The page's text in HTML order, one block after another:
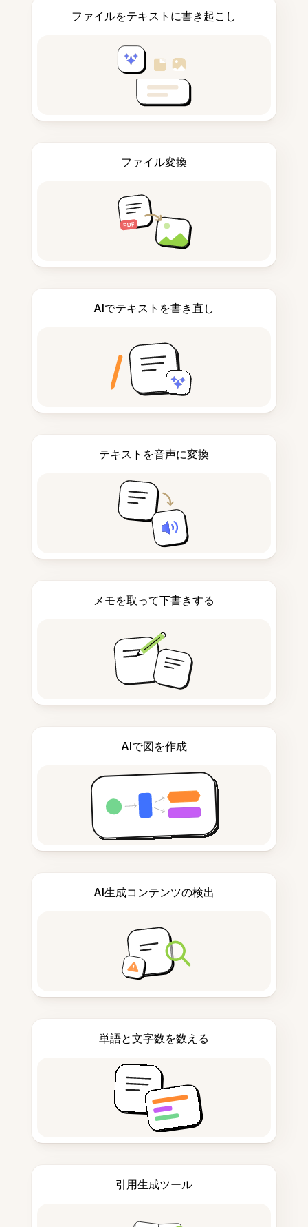
ファイルをテキストに書き起こし
ファイル変換
AIでテキストを書き直し
テキストを音声に変換
メモを取って下書きする
AIで図を作成
AI生成コンテンツの検出
単語と文字数を数える
引用生成ツール